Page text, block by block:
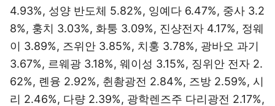
4.93%, 성양 반도체 5.82%, 잉예다 6.47%, 중사 3.2
8%, 훙치 3.03%, 화퉁 3.09%, 진샹전자 4.17%, 정웨
이 3.89%, 즈위안 3.85%, 치훙 3.78%, 광바오 과기
3.67%, 르웨광 3.18%, 웨이성 3.15%, 징위안 전자 2.
62%, 롄융 2.92%, 췬촹광전 2.84%, 즈방 2.59%, 시
리 2.46%, 다량 2.39%, 광학렌즈주 다리광전 2.17%,